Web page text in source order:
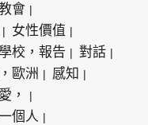
會
女性價值
校，報告
對話
歐洲
感知
，
個人